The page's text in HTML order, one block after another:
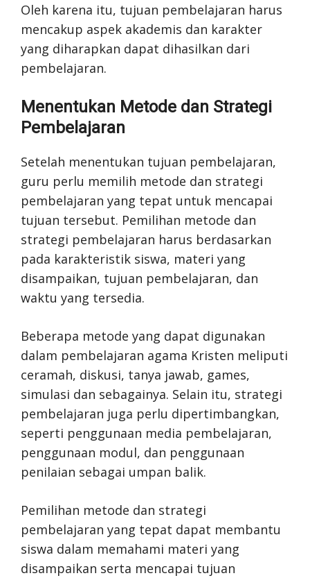
Oleh karena itu, tujuan pembelajaran harus
mencakup aspek akademis dan karakter
yang diharapkan dapat dihasilkan dari
pembelajaran.
Menentukan Metode dan Strategi
Pembelajaran
Setelah menentukan tujuan pembelajaran,
guru perlu memilih metode dan strategi
pembelajaran yang tepat untuk mencapai
tujuan tersebut. Pemilihan metode dan
strategi pembelajaran harus berdasarkan
pada karakteristik siswa, materi yang
disampaikan, tujuan pembelajaran, dan
waktu yang tersedia.
Beberapa metode yang dapat digunakan
dalam pembelajaran agama Kristen meliputi
ceramah, diskusi, tanya jawab, games,
simulasi dan sebagainya. Selain itu, strategi
pembelajaran juga perlu dipertimbangkan,
seperti penggunaan media pembelajaran,
penggunaan modul, dan penggunaan
penilaian sebagai umpan balik.
Pemilihan metode dan strategi
pembelajaran yang tepat dapat membantu
siswa dalam memahami materi yang
disampaikan serta mencapai tujuan